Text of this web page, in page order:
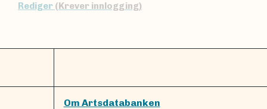
Rediger (Krever innlogging)
Om Artsdatabanken